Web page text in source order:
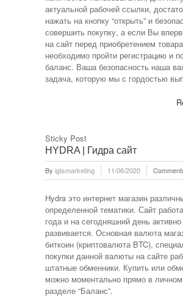
актуальной рабочей ссылки,
нажать на кнопку “открыть” и
совершить покупку, а если Вы
на сайт перед приобретением товара
необходимо пройти регистрацию и
баланс. Ваша безопасность наша
задача, которую мы с гордостью
Sticky Post
HYDRA | Гидра сайт
By igtsmarketing 11/06/2020
Hydra это интернет магазин
определенной тематики. Сайт
года и на сегодняшний день активно
развивается. Основная валюта
биткоин (криптовалюта BTC),
покупки данной валюты на сайте
штатные обменники. Купить или
можно моментально прямо в личном
разделе “Баланс”.